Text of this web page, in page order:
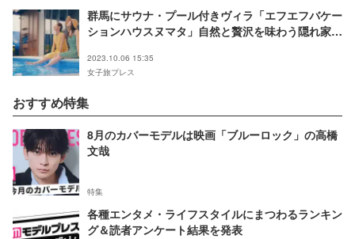
群馬にサウナ・プール付きヴィラ「エフエフバケー
ションハウスヌマタ」自然と贅沢を味わう隠れ家空
2023.10.06 15:35
女子旅プレス
おすすめ特集
8月のカバーモデルは映画「ブルーロック」の高橋
文哉
特集
各種エンタメ・ライフスタイルにまつわるランキン
グ＆読者アンケート結果を発表